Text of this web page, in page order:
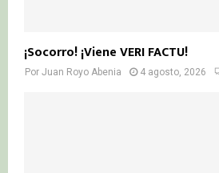
¡Socorro! ¡Viene VERI FACTU!
Por Juan Royo Abenia 4 agosto, 2026